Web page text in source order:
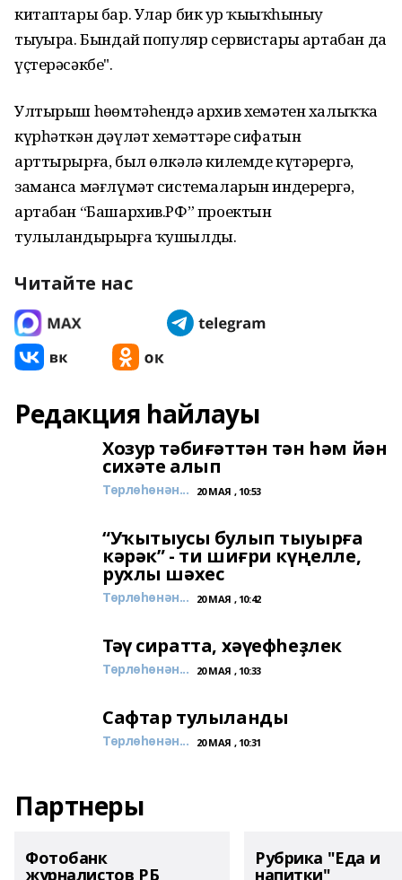
китаптары бар. Улар бик ҙур ҡыҙыҡһыныу
тыуҙыра. Бындай популяр сервистарҙы артабан да
үҫтерәсәкбеҙ".
Ултырыш һөҙөмтәһендә архив хеҙмәтен халыҡҡа
күрһәткән дәүләт хеҙмәттәре сифатын
арттырырға, был өлкәлә килемде күтәрергә,
заманса мәғлүмәт системаларын индерергә,
артабан “Башархив.РФ” проектын
тулыландырырға ҡушылды.
Читайте нас
Редакция һайлауы
Хозур тәбиғәттән тән һәм йән
сихәте алып
Төрлөһөнән... 20 МАЯ , 10:53
“Уҡытыусы булып тыуырға
кәрәк” - ти шиғри күңелле,
рухлы шәхес
Төрлөһөнән... 20 МАЯ , 10:42
Тәү сиратта, хәүефһеҙлек
Төрлөһөнән... 20 МАЯ , 10:33
Сафтар тулыланды
Төрлөһөнән... 20 МАЯ , 10:31
Партнеры
Фотобанк
журналистов РБ
Рубрика "Еда и
напитки"